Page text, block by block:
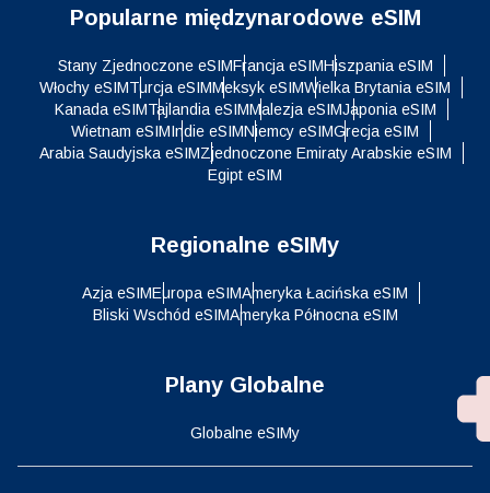
Popularne międzynarodowe eSIM
Stany Zjednoczone eSIMFrancja eSIMHiszpania eSIM
Włochy eSIMTurcja eSIMMeksyk eSIMWielka Brytania eSIM
Kanada eSIMTajlandia eSIMMalezja eSIMJaponia eSIM
Wietnam eSIMIndie eSIMNiemcy eSIMGrecja eSIM
Arabia Saudyjska eSIMZjednoczone Emiraty Arabskie eSIM
Egipt eSIM
Regionalne eSIMy
Azja eSIMEuropa eSIMAmeryka Łacińska eSIM
Bliski Wschód eSIMAmeryka Północna eSIM
Plany Globalne
Globalne eSIMy